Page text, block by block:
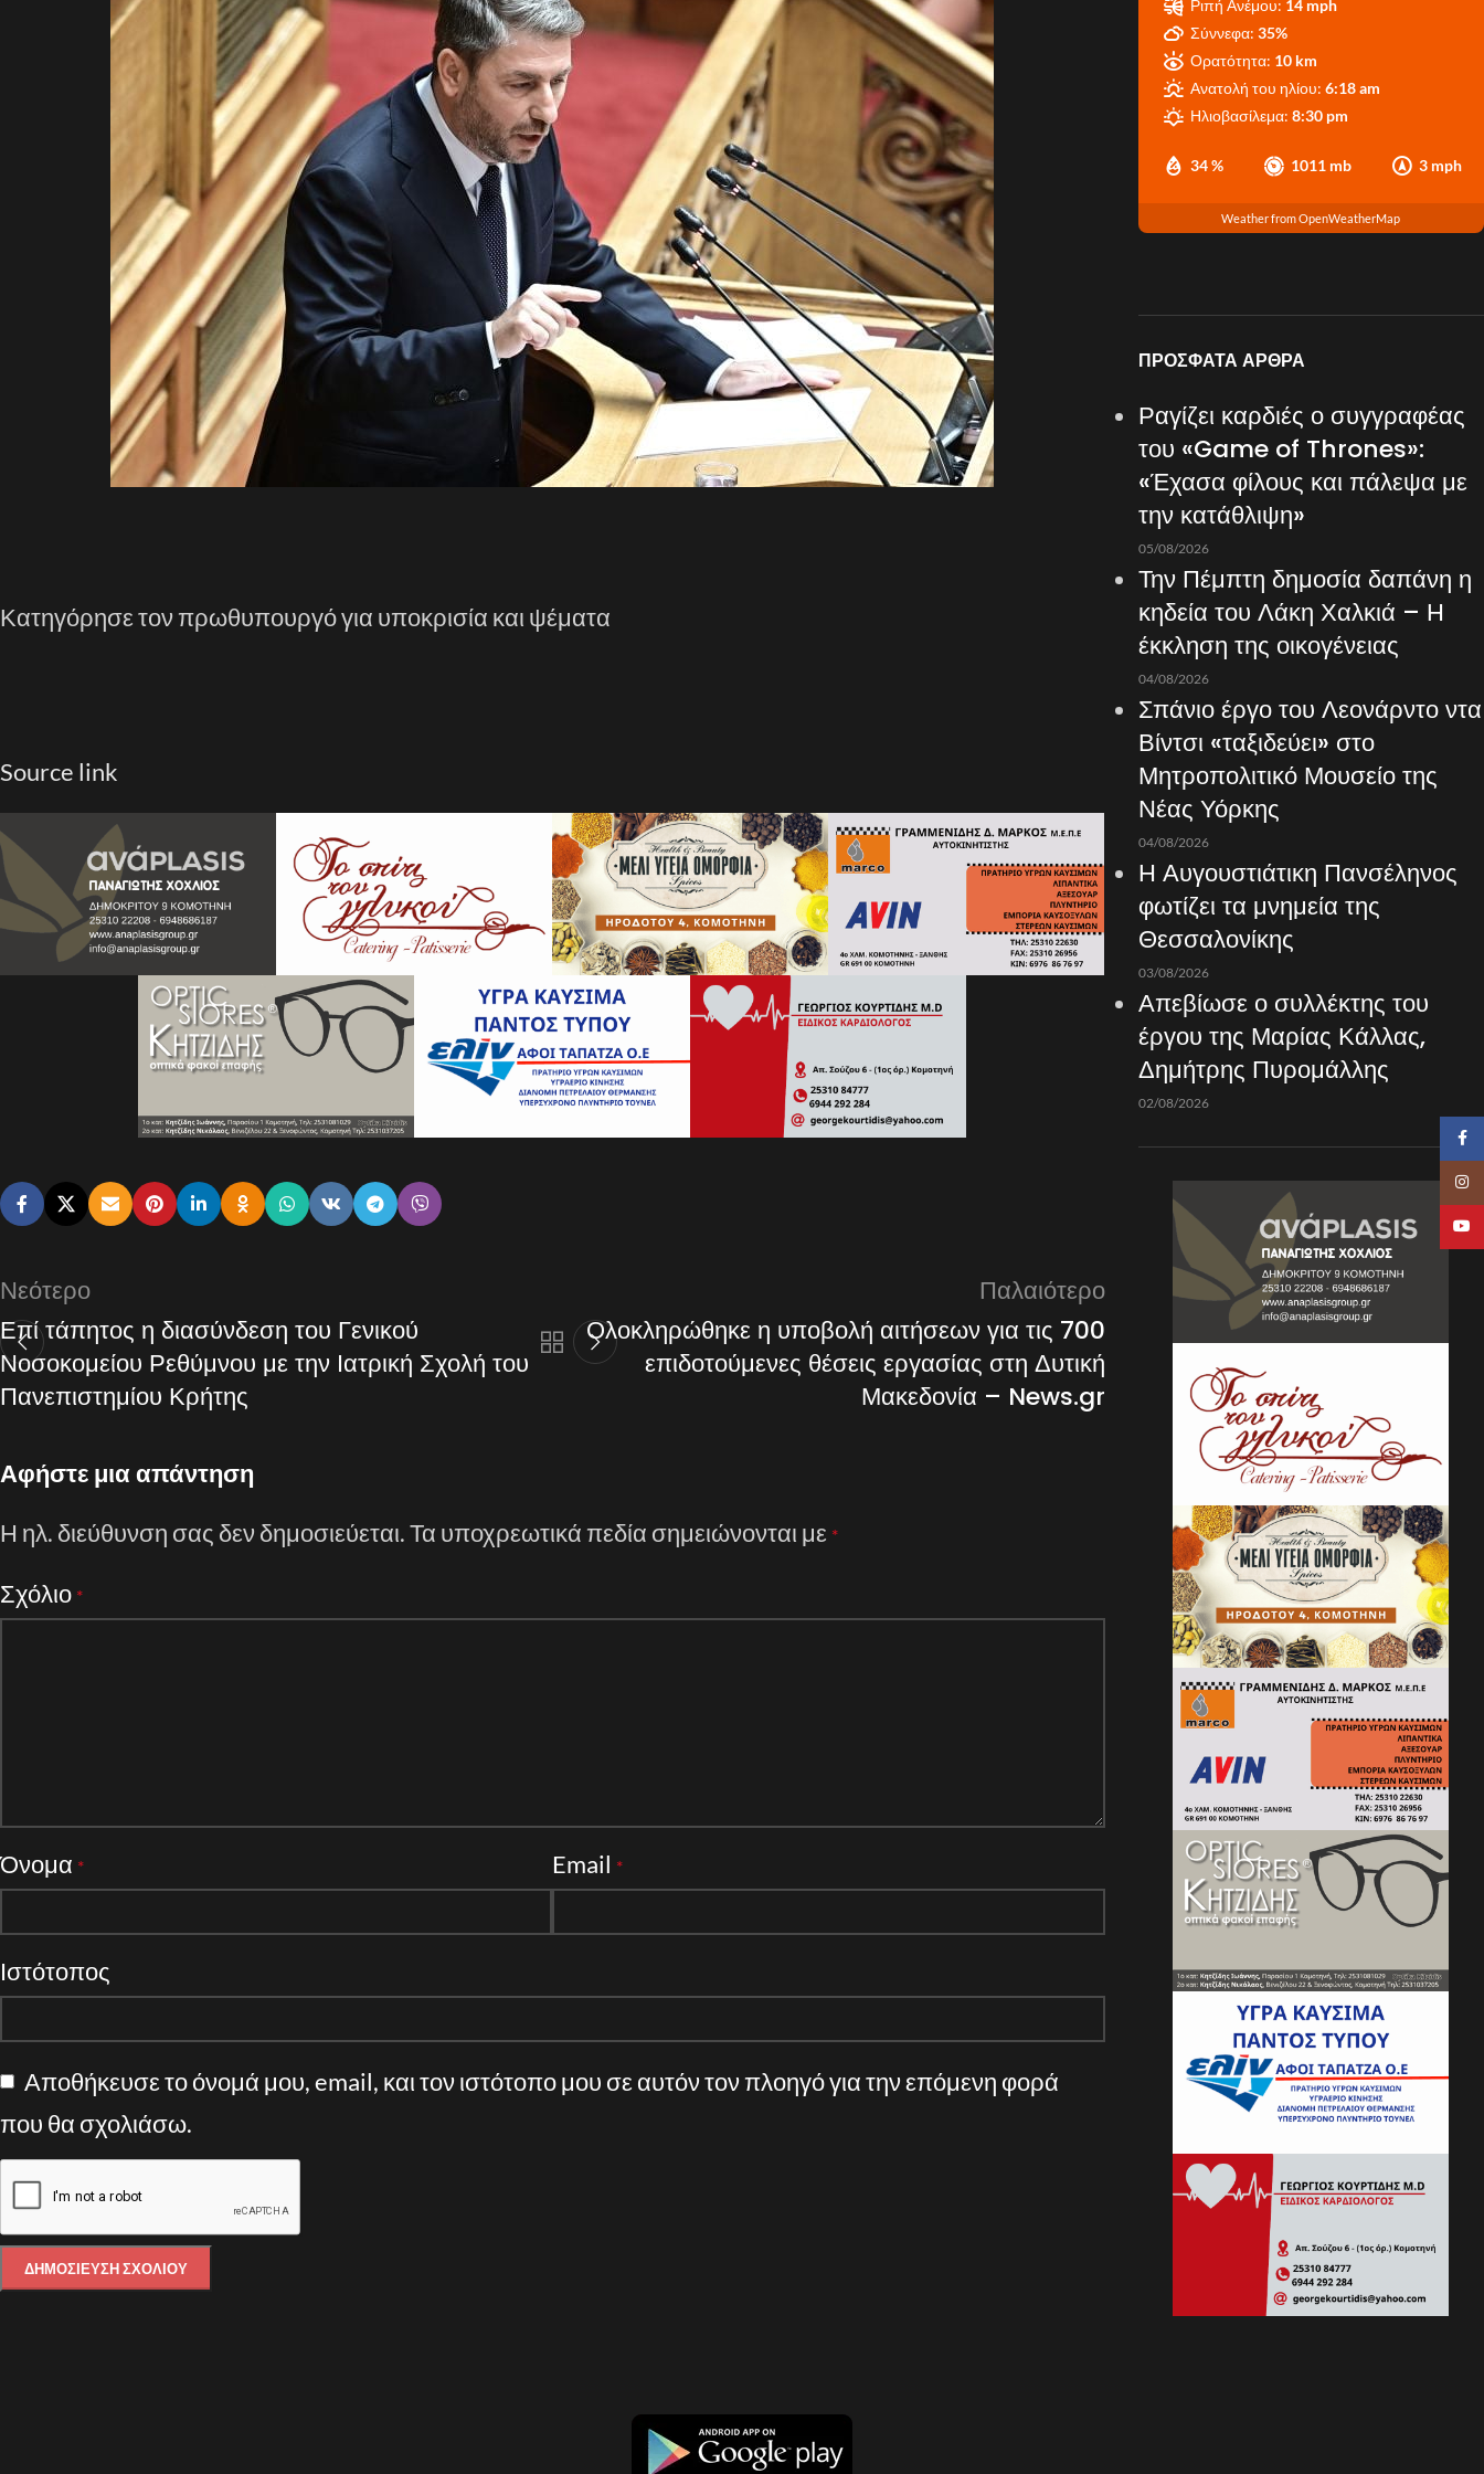
Κατηγόρησε τον πρωθυπουργό για υποκρισία και ψέματα
Source link
Νεότερο
Επί τάπητος η διασύνδεση του Γενικού
Νοσοκομείου Ρεθύμνου με την Ιατρική Σχολή του
Πανεπιστημίου Κρήτης
Παλαιότερο
Ολοκληρώθηκε η υποβολή αιτήσεων για τις 700
επιδοτούμενες θέσεις εργασίας στη Δυτική
Μακεδονία – News.gr
Αφήστε μια απάντηση
Η ηλ. διεύθυνση σας δεν δημοσιεύεται.Τα υποχρεωτικά πεδία σημειώνονται με *
Σχόλιο *
Όνομα * Email *
Ιστότοπος
Αποθήκευσε το όνομά μου, email, και τον ιστότοπο μου σε αυτόν τον πλοηγό για την επόμενη φορά
που θα σχολιάσω.
34 % 1011 mb 3 mph
Ριπή Ανέμου: 14 mph
Σύννεφα: 35%
Ορατότητα: 10 km
Ανατολή του ηλίου: 6:18 am
Ηλιοβασίλεμα: 8:30 pm
Weather from OpenWeatherMap
ΠΡΌΣΦΑΤΑ ΆΡΘΡΑ
Ραγίζει καρδιές ο συγγραφέας
του «Game of Thrones»:
«Έχασα φίλους και πάλεψα με
την κατάθλιψη»
05/08/2026
Την Πέμπτη δημοσία δαπάνη η
κηδεία του Λάκη Χαλκιά – Η
έκκληση της οικογένειας
04/08/2026
Σπάνιο έργο του Λεονάρντο ντα
Βίντσι «ταξιδεύει» στο
Μητροπολιτικό Μουσείο της
Νέας Υόρκης
04/08/2026
Η Αυγουστιάτικη Πανσέληνος
φωτίζει τα μνημεία της
Θεσσαλονίκης
03/08/2026
Απεβίωσε ο συλλέκτης του
έργου της Μαρίας Κάλλας,
Δημήτρης Πυρομάλλης
02/08/2026